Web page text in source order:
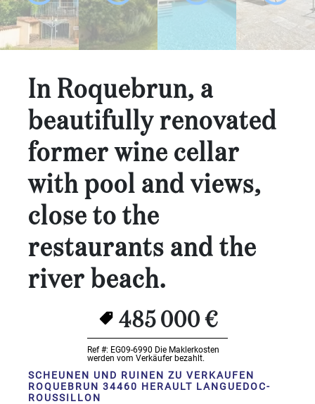
Schlafzimmer:
1-2
3-5
6-
10
10+
Umgebung:
BESTIMMEN
Qualität:
BESTIMMEN
Landoberfläche
M2
In Roquebrun, a
beautifully renovated
former wine cellar
with pool and views,
close to the
restaurants and the
river beach.
485 000 €
Ref #: EG09-6990 Die Maklerkosten
werden vom Verkäufer bezahlt.
SCHEUNEN UND RUINEN ZU VERKAUFEN
ROQUEBRUN 34460 HERAULT LANGUEDOC-
ROUSSILLON